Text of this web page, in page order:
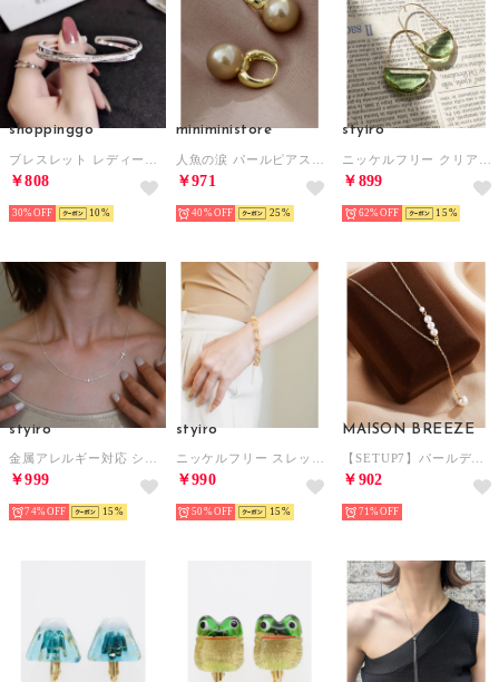
shoppinggo
￥808
30% 10
miniministore
￥971
40% 25
styiro
￥899
62% 15
styiro
￥999
74% 15
styiro
￥990
50% 15
MAISON BREEZE
￥902
71%